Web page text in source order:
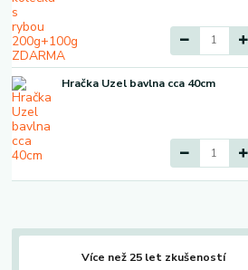
Hračka Uzel bavlna cca 40cm
Více než 25 let zkušeností